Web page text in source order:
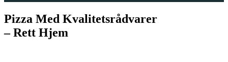
Pizza Med Kvalitetsrådvarer
– Rett Hjem